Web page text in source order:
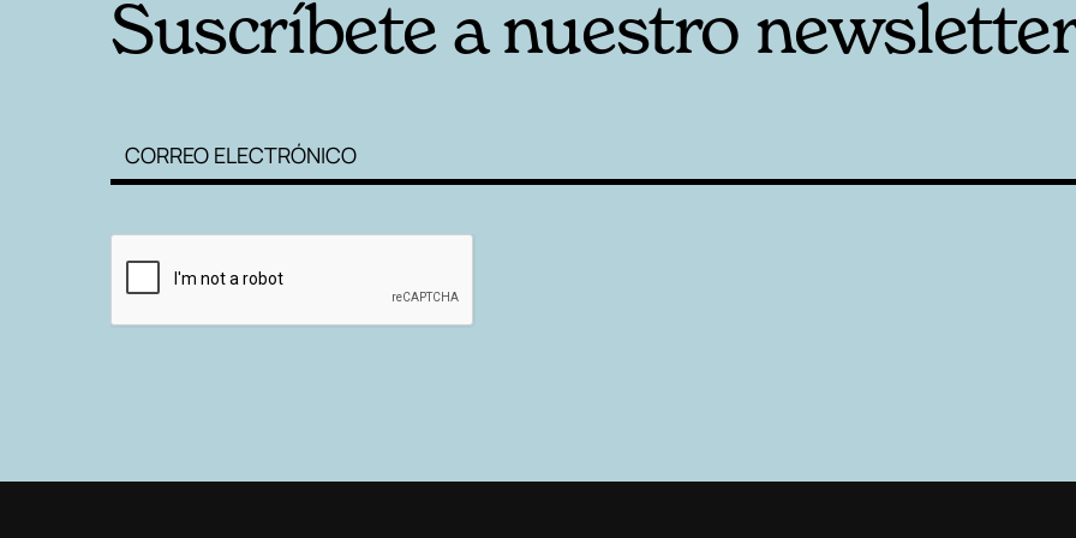
Suscríbete a nuestro